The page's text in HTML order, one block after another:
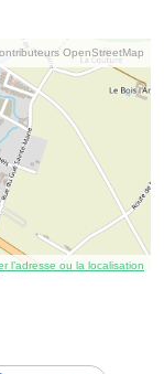
OpenStreetMap
l’adresse ou la localisation